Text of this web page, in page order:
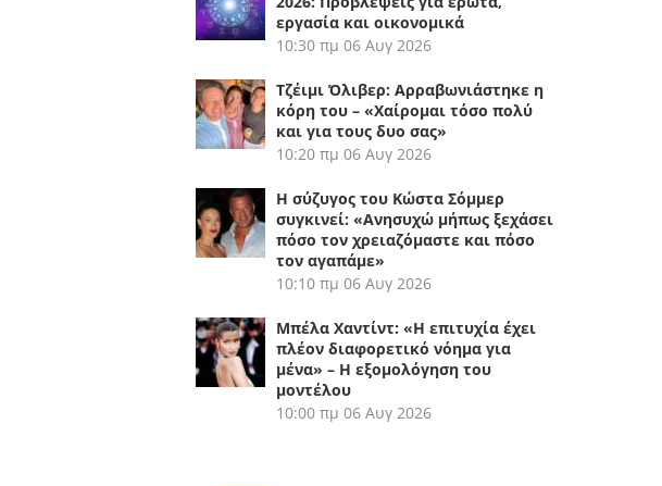
εργασία και οικονομικά
10:30 πμ 06 Αυγ 2026
Τζέιμι Όλιβερ: Αρραβωνιάστηκε η
κόρη του – «Χαίρομαι τόσο πολύ
και για τους δυο σας»
10:20 πμ 06 Αυγ 2026
Η σύζυγος του Κώστα Σόμμερ
συγκινεί: «Ανησυχώ μήπως ξεχάσει
πόσο τον χρειαζόμαστε και πόσο
τον αγαπάμε»
10:10 πμ 06 Αυγ 2026
Μπέλα Χαντίντ: «Η επιτυχία έχει
πλέον διαφορετικό νόημα για
μένα» – Η εξομολόγηση του
μοντέλου
10:00 πμ 06 Αυγ 2026